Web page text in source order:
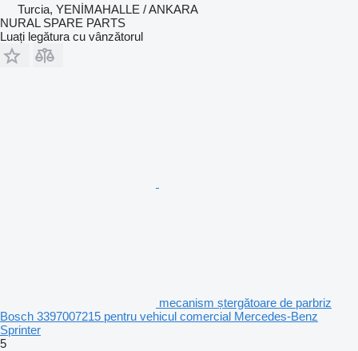
Turcia, YENİMAHALLE / ANKARA
NURAL SPARE PARTS
Luați legătura cu vânzătorul
mecanism ștergătoare de parbriz
Bosch 3397007215 pentru vehicul comercial Mercedes-Benz
Sprinter
5